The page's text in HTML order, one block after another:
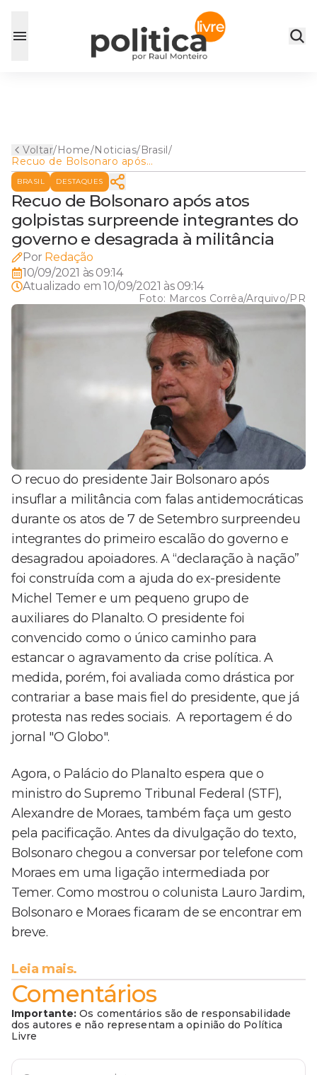
Voltar/Home/Noticias/Brasil/
Recuo de Bolsonaro após
atos golpistas surpreende
integrantes do governo e
desagrada à militância
BRASIL DESTAQUES
Recuo de Bolsonaro após atos
golpistas surpreende integrantes do
governo e desagrada à militância
Por Redação
10/09/2021 às 09:14
Atualizado em10/09/2021 às 09:14
Foto: Marcos Corrêa/Arquivo/PR
O recuo do presidente Jair Bolsonaro após
insuflar a militância com falas antidemocráticas
durante os atos de 7 de Setembro surpreendeu
integrantes do primeiro escalão do governo e
desagradou apoiadores. A “declaração à nação”
foi construída com a ajuda do ex-presidente
Michel Temer e um pequeno grupo de
auxiliares do Planalto. O presidente foi
convencido como o único caminho para
estancar o agravamento da crise política. A
medida, porém, foi avaliada como drástica por
contrariar a base mais fiel do presidente, que já
protesta nas redes sociais. A reportagem é do
jornal "O Globo".
Agora, o Palácio do Planalto espera que o
ministro do Supremo Tribunal Federal (STF),
Alexandre de Moraes, também faça um gesto
pela pacificação. Antes da divulgação do texto,
Bolsonaro chegou a conversar por telefone com
Moraes em uma ligação intermediada por
Temer. Como mostrou o colunista Lauro Jardim,
Bolsonaro e Moraes ficaram de se encontrar em
breve.
Leia mais.
Comentários
Importante: Os comentários são de responsabilidade
dos autores e não representam a opinião do Política
Livre